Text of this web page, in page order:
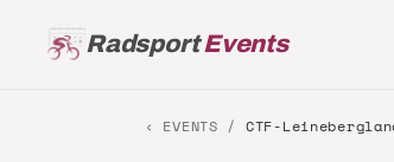
RadsportEvents
‹ EVENTS / CTF-